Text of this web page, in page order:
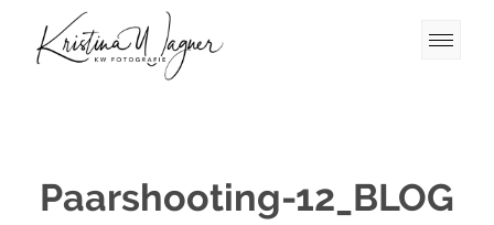
Paarshooting-12_BLOG